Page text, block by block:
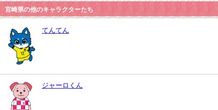
宮崎県の他のキャラクターたち
てんてん
ジャーロくん